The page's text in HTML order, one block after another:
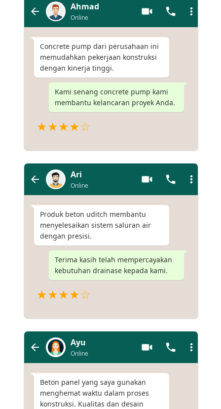
Ahmad
Online
Concrete pump dari perusahaan ini
memudahkan pekerjaan konstruksi
dengan kinerja tinggi.
Kami senang concrete pump kami
membantu kelancaran proyek Anda.
★★★★☆
Ari
Online
Produk beton uditch membantu
menyelesaikan sistem saluran air
dengan presisi.
Terima kasih telah mempercayakan
kebutuhan drainase kepada kami.
★★★★☆
Ayu
Online
Beton panel yang saya gunakan
menghemat waktu dalam proses
konstruksi. Kualitas dan desain